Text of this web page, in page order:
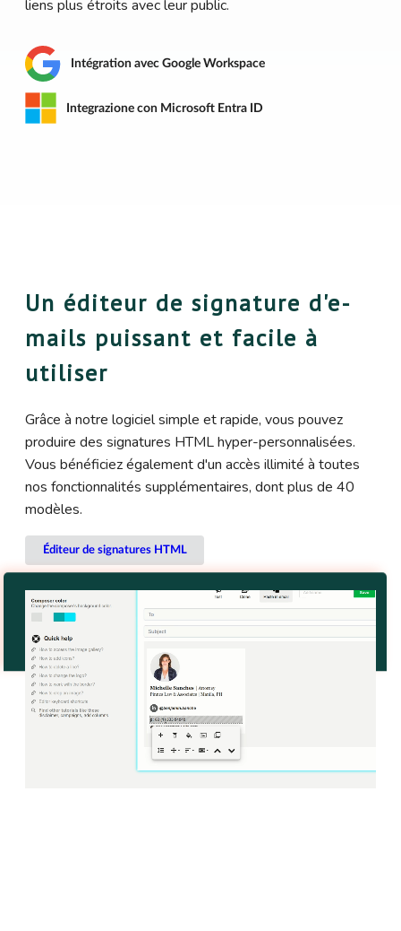
liens plus étroits avec leur public.
Intégration avec Google Workspace
Integrazione con Microsoft Entra ID
Un éditeur de signature d'e-
mails puissant et facile à
utiliser
Grâce à notre logiciel simple et rapide, vous pouvez
produire des signatures HTML hyper-personnalisées.
Vous bénéficiez également d'un accès illimité à toutes
nos fonctionnalités supplémentaires, dont plus de 40
modèles.
Éditeur de signatures HTML